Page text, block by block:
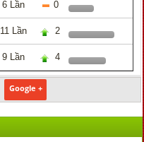
6 Lần 0
11 Lần 2
9 Lần 4
Google +